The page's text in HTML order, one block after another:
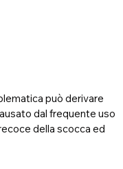
può derivare
dal frequente uso
della scocca ed